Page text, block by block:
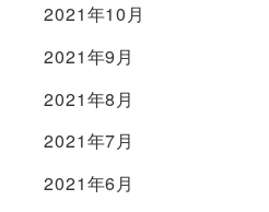
2021年10月
2021年9月
2021年8月
2021年7月
2021年6月